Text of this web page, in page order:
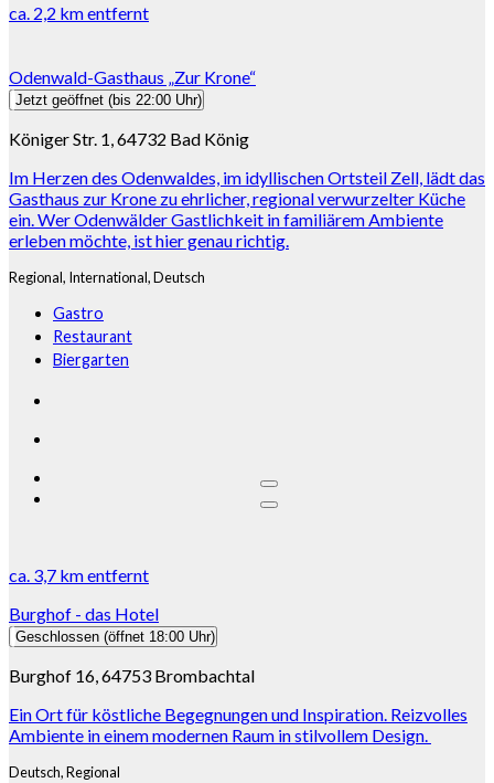
ca. 2,2 kmentfernt
Odenwald-Gasthaus „Zur Krone“
Jetzt geöffnet (bis 22:00 Uhr)
Königer Str. 1, 64732 Bad König
Im Herzen des Odenwaldes, im idyllischen Ortsteil Zell, lädt das
Gasthaus zur Krone zu ehrlicher, regional verwurzelter Küche
ein. Wer Odenwälder Gastlichkeit in familiärem Ambiente
erleben möchte, ist hier genau richtig.
Regional, International,Deutsch
Gastro
Restaurant
Biergarten
ca. 3,7 kmentfernt
Burghof - das Hotel
Geschlossen (öffnet 18:00 Uhr)
Burghof 16, 64753 Brombachtal
Ein Ort für köstliche Begegnungen und Inspiration. Reizvolles
Ambiente in einem modernen Raum in stilvollem Design.
Deutsch,Regional